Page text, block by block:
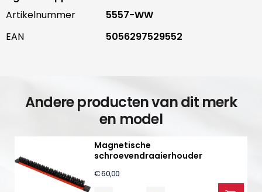
Artikelnummer
5557-WW
EAN
5056297529552
Andere producten van dit merk
en model
Magnetische
schroevendraaierhouder
€ 60,00